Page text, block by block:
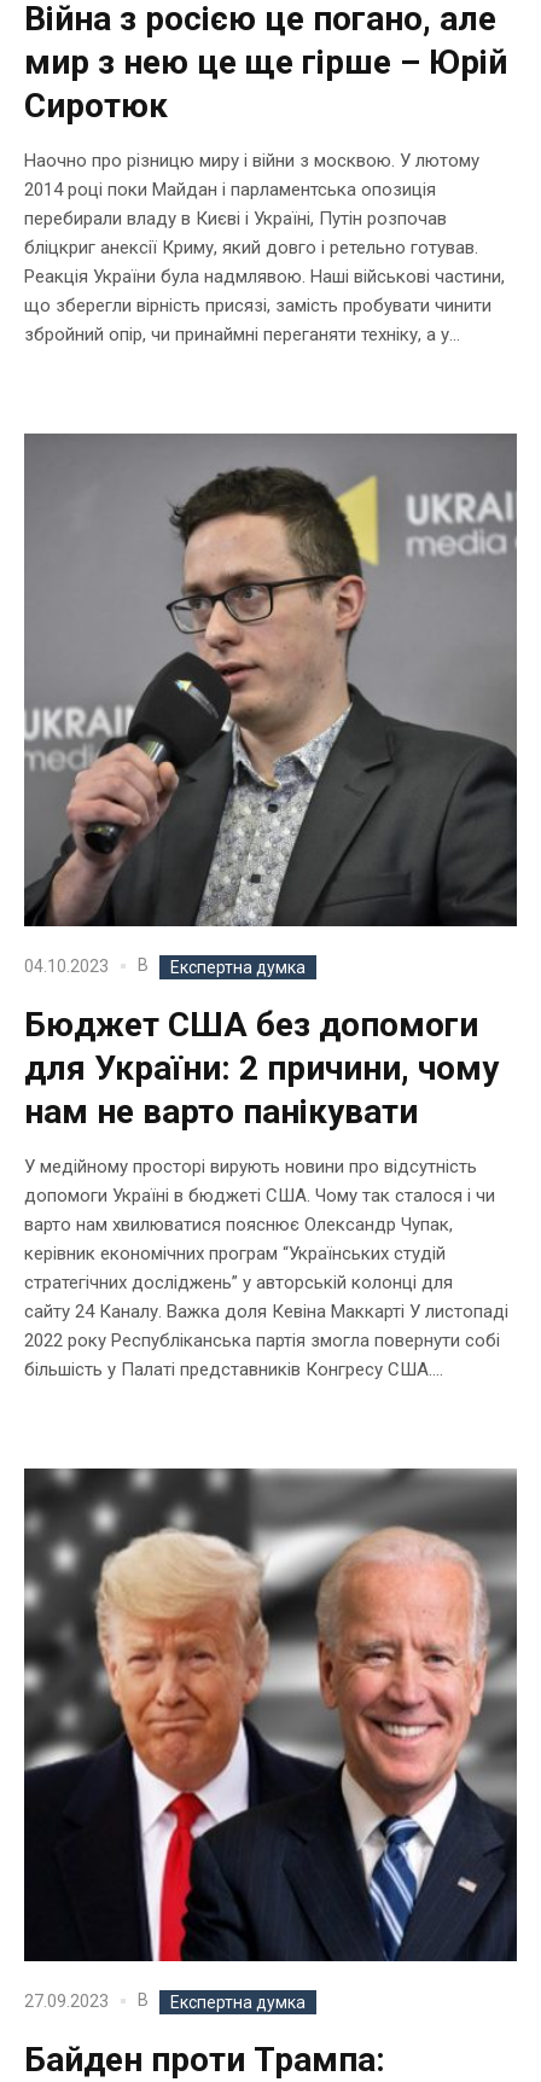
Війна з росією це погано, але
мир з нею це ще гірше – Юрій
Сиротюк
Наочно про різницю миру і війни з москвою. У лютому
2014 році поки Майдан і парламентська опозиція
перебирали владу в Києві і Україні, Путін розпочав
бліцкриг анексії Криму, який довго і ретельно готував.
Реакція України була надмлявою. Наші військові частини,
що зберегли вірність присязі, замість пробувати чинити
збройний опір, чи принаймні переганяти техніку, а у...
04.10.2023 В Експертна думка
Бюджет США без допомоги
для України: 2 причини, чому
нам не варто панікувати
У медійному просторі вирують новини про відсутність
допомоги Україні в бюджеті США. Чому так сталося і чи
варто нам хвилюватися пояснює Олександр Чупак,
керівник економічних програм “Українських студій
стратегічних досліджень” у авторській колонці для
сайту 24 Каналу. Важка доля Кевіна Маккарті У листопаді
2022 року Республіканська партія змогла повернути собі
більшість у Палаті представників Конгресу США....
27.09.2023 В Експертна думка
Байден проти Трампа: